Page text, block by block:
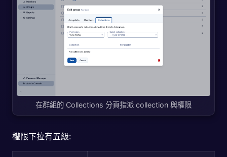
在群組的 Collections 分頁指派 collection 與權限
權限下拉有五級: